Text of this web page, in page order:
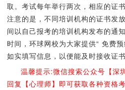
取。考试每年举行两次，相应的证
注意的是，不同培训机构的证书发
间以自己报考的培训机构发布的通
时间，环球网校为大家提供“ 免费
如实填写信息，以便能及时接收证
温馨提示:微信搜索公众号【深
回复【心理师】即可获取各种资格